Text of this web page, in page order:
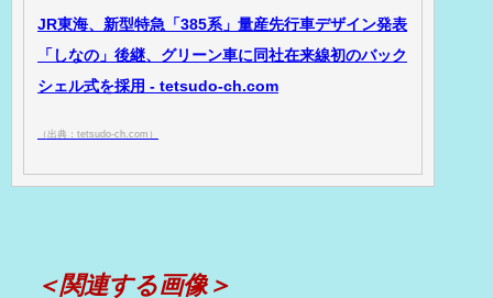
JR東海、新型特急「385系」量産先行車デザイン発表
「しなの」後継、グリーン車に同社在来線初のバック
シェル式を採用 - tetsudo-ch.com
（出典：tetsudo-ch.com）
＜関連する画像＞